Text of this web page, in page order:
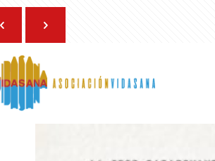
20 de marzo de 2025